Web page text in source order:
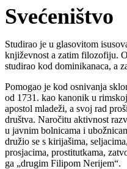
Svećeništvo
Studirao je u glasovitom
književnost a zatim filozofiju.
studirao kod dominikanaca, a
Pomogao je kod osnivanja
od 1731. kao kanonik u
apostol mladeži, a svoj rad
društva. Naročitu aktivnost
u javnim bolnicama i
družio se s kirijašima,
prosjacima, prostitutkama,
ga „drugim Filipom Nerijem“.